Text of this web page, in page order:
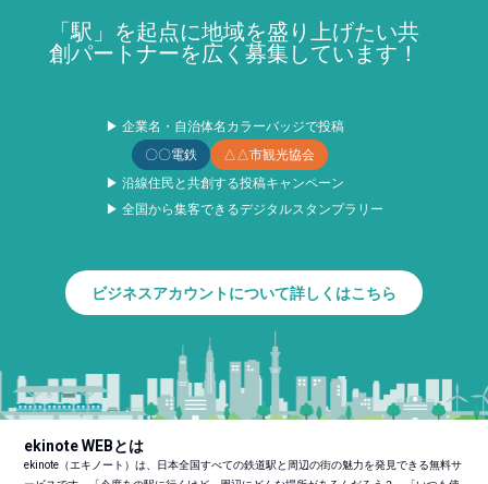
「駅」を起点に地域を盛り上げたい共
創パートナーを広く募集しています！
▶ 企業名・自治体名カラーバッジで投稿
〇〇電鉄
△△市観光協会
▶ 沿線住民と共創する投稿キャンペーン
▶ 全国から集客できるデジタルスタンプラリー
ビジネスアカウントについて詳しくはこちら
ekinote WEBとは
ekinote（エキノート）は、日本全国すべての鉄道駅と周辺の街の魅力を発見できる無料サ